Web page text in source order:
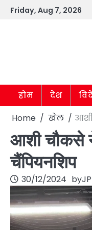
SkipFriday, Aug 7, 2026
होम देश
Home खेल
आशी चौकसे ने
चैंपियनशिप
30/12/2024 by